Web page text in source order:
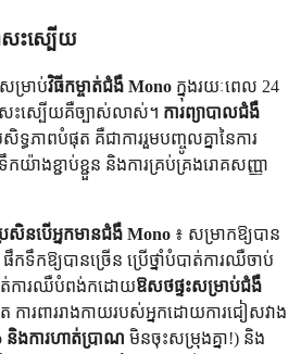
ាសះស្បើយ
ម្រាប់វិធីកម្ចាត់ជំងឺ Mono ក្នុងរយៈពេល 24
ាសះស្បើយគឺច្បាស់លាស់។ ការព្យាបាលជំងឺ
ទ្ធភាពបំផុត គឺជាការរួមបញ្ចូលគ្នានៃការ
កយ៉ាងខ្ជាប់ខ្ជួន និងការគ្រប់គ្រងរោគសញ្ញា
ប្រសិនបើអ្នកមានជំងឺ Mono ៖ សម្រាកឱ្យបាន
កទឹកឱ្យបានច្រើន ប្រើថ្នាំបំបាត់ការឈឺចាប់
ត់ការឈឺបំពង់កដោយឱសថផ្ទះសម្រាប់ជំងឺ
ារពាររាងកាយរបស់អ្នកដោយការជៀសវាង
និងការហាត់ប្រាណ មិនចុះសម្រុងគ្នា!) និង